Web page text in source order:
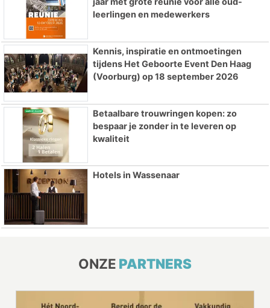
leerlingen en medewerkers
Kennis, inspiratie en ontmoetingen
tijdens Het Geboorte Event Den Haag
(Voorburg) op 18 september 2026
Betaalbare trouwringen kopen: zo
bespaar je zonder in te leveren op
kwaliteit
Hotels in Wassenaar
ONZE PARTNERS